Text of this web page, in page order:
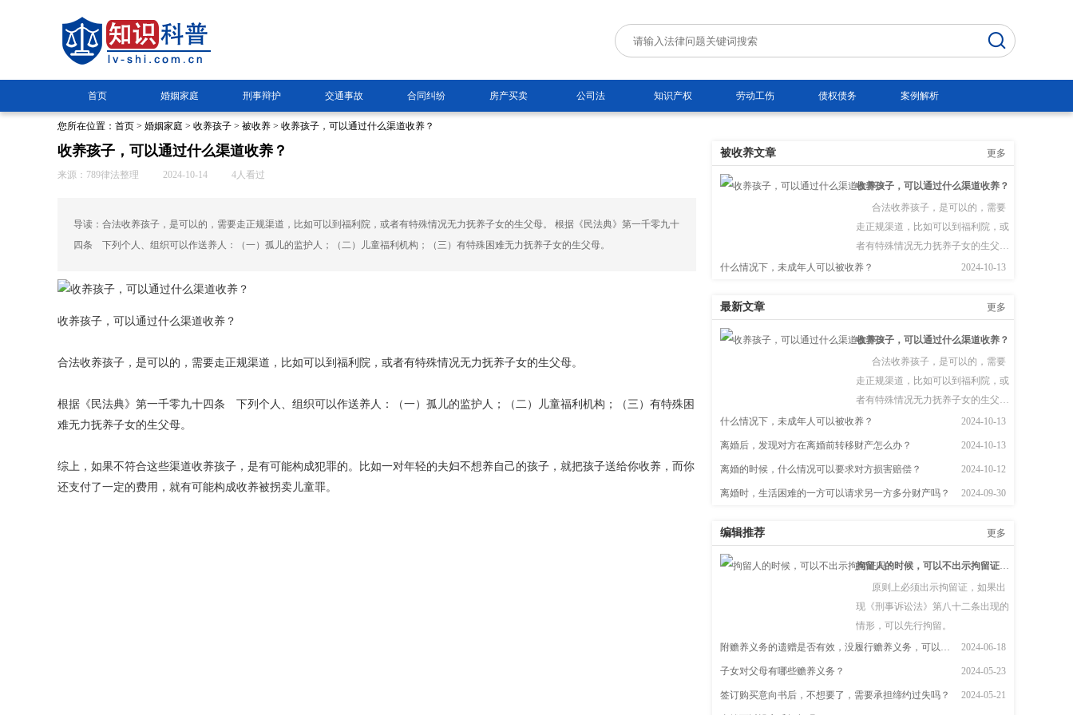
首页 婚姻家庭 刑事辩护 交通事故 合同纠纷 房产买卖 公司法 知识产权 劳动工伤 债权债务 案例解析
您所在位置： 首页 > 婚姻家庭 > 收养孩子 > 被收养 > 收养孩子，可以通过什么渠道收养？
收养孩子，可以通过什么渠道收养？
来源：789律法整理 2024-10-14 4人看过
导读：合法收养孩子，是可以的，需要走正规渠道，比如可以到福利院，或者有特殊情况无力抚养子女的生父母。 根据《民法典》第一千零九十
四条 下列个人、组织可以作送养人：（一）孤儿的监护人；（二）儿童福利机构；（三）有特殊困难无力抚养子女的生父母。
收养孩子，可以通过什么渠道收养？
合法收养孩子，是可以的，需要走正规渠道，比如可以到福利院，或者有特殊情况无力抚养子女的生父母。
根据《民法典》第一千零九十四条 下列个人、组织可以作送养人：（一）孤儿的监护人；（二）儿童福利机构；（三）有特殊困
难无力抚养子女的生父母。
综上，如果不符合这些渠道收养孩子，是有可能构成犯罪的。比如一对年轻的夫妇不想养自己的孩子，就把孩子送给你收养，而你
还支付了一定的费用，就有可能构成收养被拐卖儿童罪。
被收养文章 更多
收养孩子，可以通过什么渠道收养？
合法收养孩子，是可以的，需要
走正规渠道，比如可以到福利院，或
者有特殊情况无力抚养子女的生父
母。  根据《民法典》第一千零九十四
（一）孤儿的监护人；（二）儿童福
利机构；（三）有特殊困难无力抚养
子女的生父母。
什么情况下，未成年人可以被收养？ 2024-10-13
最新文章 更多
收养孩子，可以通过什么渠道收养？
合法收养孩子，是可以的，需要
走正规渠道，比如可以到福利院，或
者有特殊情况无力抚养子女的生父
母。  根据《民法典》第一千零九十四
条　下列个人、组织可以作送养人：
利机构；（三）有特殊困难无力抚养
子女的生父母。
什么情况下，未成年人可以被收养？ 2024-10-13
离婚后，发现对方在离婚前转移财产怎么办？ 2024-10-13
离婚的时候，什么情况可以要求对方损害赔偿？ 2024-10-12
离婚时，生活困难的一方可以请求另一方多分财产吗？ 2024-09-30
编辑推荐 更多
拘留人的时候，可以不出示拘留证吗？
原则上必须出示拘留证，如果出
现《刑事诉讼法》第八十二条出现的
情形，可以先行拘留。
附赡养义务的遗赠是否有效，没履行赡养义务，可以继承吗？
2024-06-18
子女对父母有哪些赡养义务？ 2024-05-23
签订购买意向书后，不想要了，需要承担缔约过失吗？ 2024-05-21